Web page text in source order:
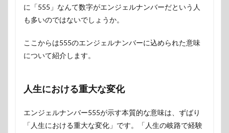
に「555」なんて数字がエンジェルナンバーだという人
も多いのではないでしょうか。
ここからは555のエンジェルナンバーに込められた意味
について紹介します。
人生における重大な変化
エンジェルナンバー555が示す本質的な意味は、ずばり
「人生における重大な変化」です。「人生の岐路で経験